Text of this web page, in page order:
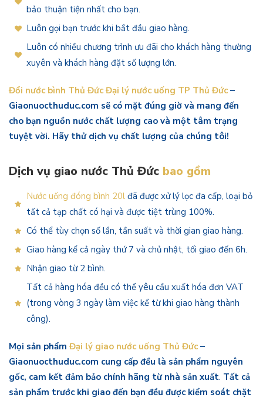
bảo thuận tiện nhất cho bạn.
Luôn gọi bạn trước khi bắt đầu giao hàng.
Luôn có nhiều chương trình ưu đãi cho khách hàng thường
xuyên và khách hàng đặt số lượng lớn.
Đổi nước bình Thủ Đức Đại lý nước uống TP Thủ Đức –
Giaonuocthuduc.com sẽ có mặt đúng giờ và mang đến
cho bạn nguồn nước chất lượng cao và một tâm trạng
tuyệt vời. Hãy thử dịch vụ chất lượng của chúng tôi!
Dịch vụ giao nước Thủ Đức bao gồm
Nước uống đóng bình 20l đã được xử lý lọc đa cấp, loại bỏ
tất cả tạp chất có hại và được tiệt trùng 100%.
Có thể tùy chọn số lần, tần suất và thời gian giao hàng.
Giao hàng kể cả ngày thứ 7 và chủ nhật, tối giao đến 6h.
Nhận giao từ 2 bình.
Tất cả hàng hóa đều có thể yêu cầu xuất hóa đơn VAT
(trong vòng 3 ngày làm việc kể từ khi giao hàng thành
công).
Mọi sản phẩmĐại lý giao nước uống Thủ Đức –
Giaonuocthuduc.com cung cấp đều là sản phẩm nguyên
gốc, cam kết đảm bảo chính hãng từ nhà sản xuất. Tất cả
sản phẩm trước khi giao đến bạn đều được kiểm soát chặt